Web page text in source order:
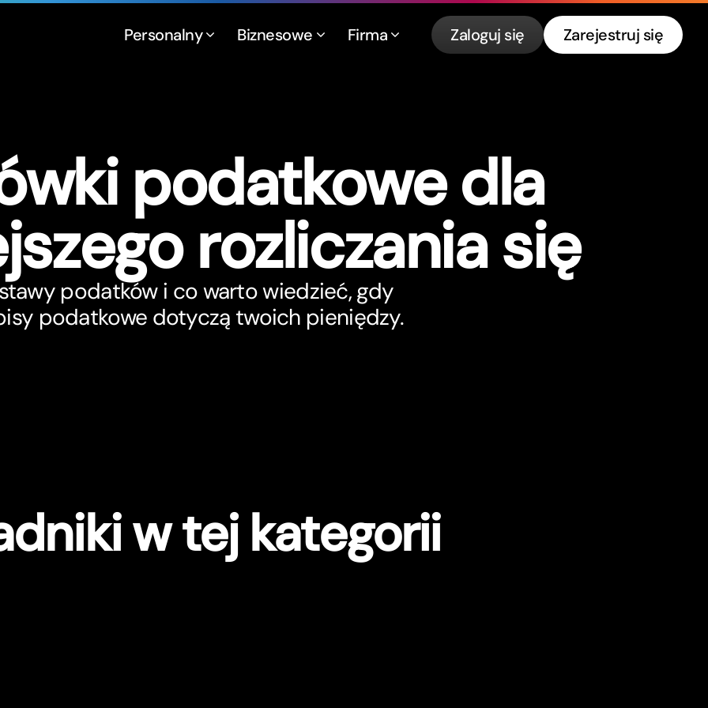
Personalny Biznesowe Firma Zaloguj się Zarejestruj się
podatkowe dla
rozliczania się
podatków i co warto wiedzieć, gdy
podatkowe dotyczą twoich pieniędzy.
w tej kategorii